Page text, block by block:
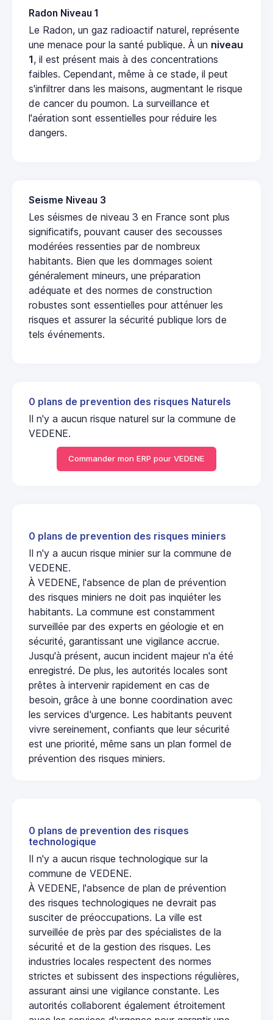
Radon Niveau 1
Le Radon, un gaz radioactif naturel, représente
une menace pour la santé publique. À un niveau
1, il est présent mais à des concentrations
faibles. Cependant, même à ce stade, il peut
s'infiltrer dans les maisons, augmentant le risque
de cancer du poumon. La surveillance et
l'aération sont essentielles pour réduire les
dangers.
Seisme Niveau 3
Les séismes de niveau 3 en France sont plus
significatifs, pouvant causer des secousses
modérées ressenties par de nombreux
habitants. Bien que les dommages soient
généralement mineurs, une préparation
adéquate et des normes de construction
robustes sont essentielles pour atténuer les
risques et assurer la sécurité publique lors de
tels événements.
0 plans de prevention des risques Naturels
Il n'y a aucun risque naturel sur la commune de
VEDENE.
Commander mon ERP pour VEDENE
0 plans de prevention des risques miniers
Il n'y a aucun risque minier sur la commune de
VEDENE.
À VEDENE, l'absence de plan de prévention
des risques miniers ne doit pas inquiéter les
habitants. La commune est constamment
surveillée par des experts en géologie et en
sécurité, garantissant une vigilance accrue.
Jusqu'à présent, aucun incident majeur n'a été
enregistré. De plus, les autorités locales sont
prêtes à intervenir rapidement en cas de
besoin, grâce à une bonne coordination avec
les services d'urgence. Les habitants peuvent
vivre sereinement, confiants que leur sécurité
est une priorité, même sans un plan formel de
prévention des risques miniers.
0 plans de prevention des risques
technologique
Il n'y a aucun risque technologique sur la
commune de VEDENE.
À VEDENE, l'absence de plan de prévention
des risques technologiques ne devrait pas
susciter de préoccupations. La ville est
surveillée de près par des spécialistes de la
sécurité et de la gestion des risques. Les
industries locales respectent des normes
strictes et subissent des inspections régulières,
assurant ainsi une vigilance constante. Les
autorités collaborent également étroitement